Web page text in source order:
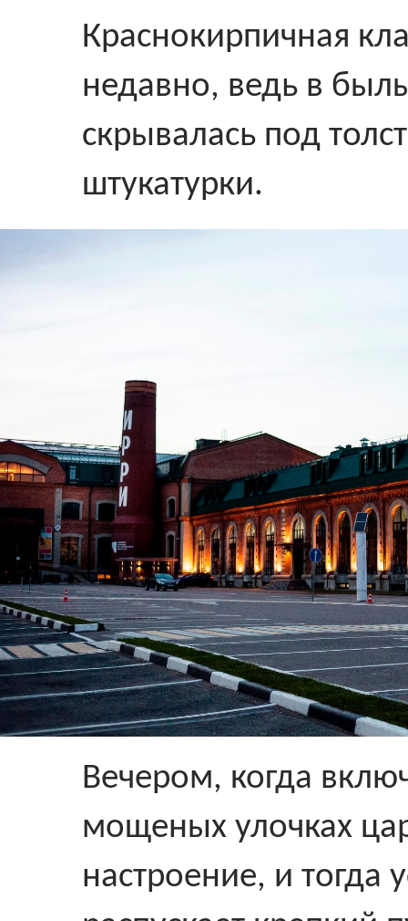
Краснокирпичная
недавно, ведь в
скрывалась под
штукатурки.
Вечером, когда
мощеных улочках
настроение, и тогда